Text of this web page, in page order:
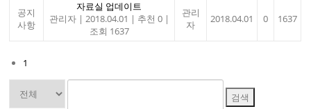
공지
사항
자료실 업데이트
관리자 | 2018.04.01 | 추천 0 |
조회 1637
관리
자
2018.04.01 0 1637
1
검색